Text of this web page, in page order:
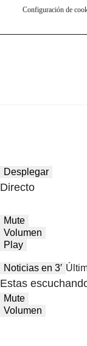
Configuración de
Desplegar
Directo
Mute
Volumen
Play
Noticias en 3′
Estas
Mute
Volumen